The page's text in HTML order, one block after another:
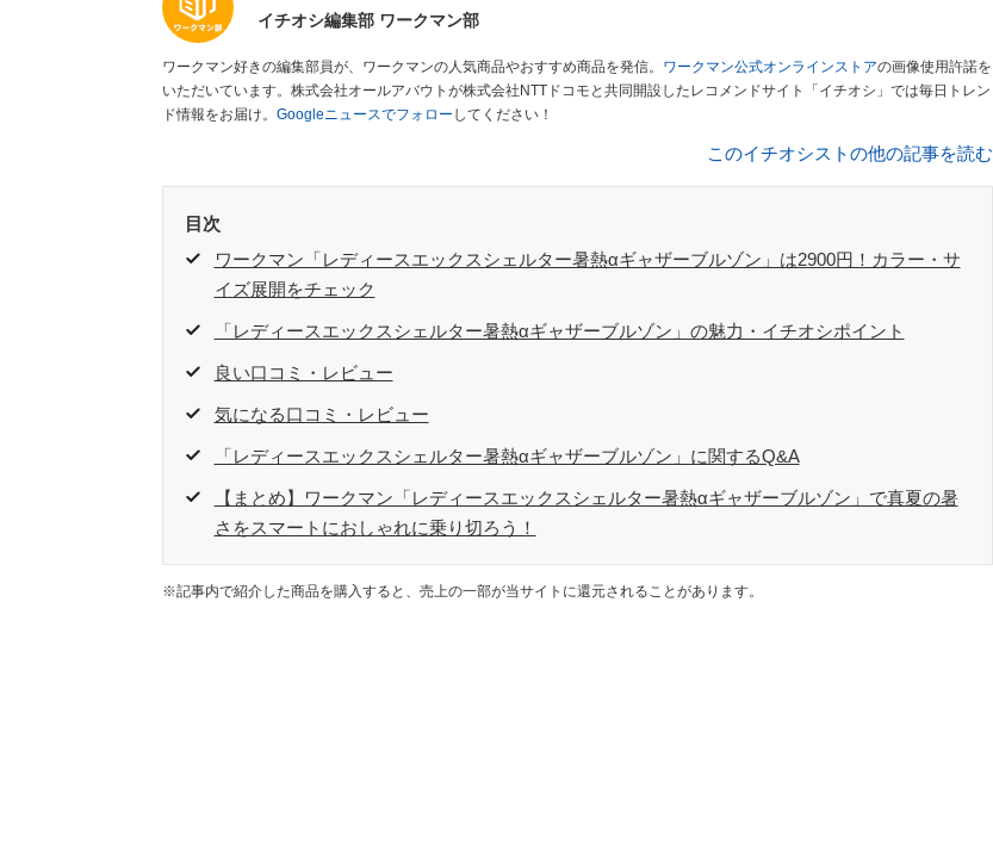
イチオシ編集部 ワークマン部
ワークマン好きの編集部員が、ワークマンの人気商品やおすすめ商品を発信。 ワークマン公式オンラインストアの画像使用許諾を
いただいています。株式会社オールアバウトが株式会社NTTドコモと共同開設したレコメンドサイト「イチオシ」では毎日トレン
ド情報をお届け。 Googleニュースでフォロー してください！
このイチオシストの他の記事を読む
目次
ワークマン「レディースエックスシェルター暑熱αギャザーブルゾン」は2900円！カラー・サ
イズ展開をチェック
「レディースエックスシェルター暑熱αギャザーブルゾン」の魅力・イチオシポイント
良い口コミ・レビュー
気になる口コミ・レビュー
「レディースエックスシェルター暑熱αギャザーブルゾン」に関するQ&A
【まとめ】ワークマン「レディースエックスシェルター暑熱αギャザーブルゾン」で真夏の暑
さをスマートにおしゃれに乗り切ろう！
※記事内で紹介した商品を購入すると、売上の一部が当サイトに還元されることがあります。